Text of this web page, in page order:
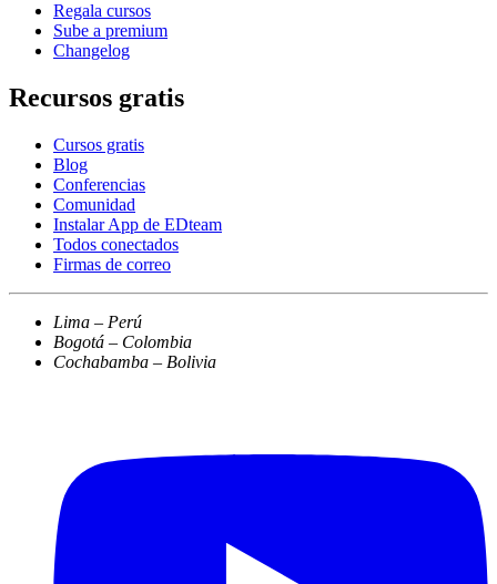
Regala cursos
Sube a premium
Changelog
Recursos gratis
Cursos gratis
Blog
Conferencias
Comunidad
Instalar App de EDteam
Todos conectados
Firmas de correo
Lima – Perú
Bogotá – Colombia
Cochabamba – Bolivia